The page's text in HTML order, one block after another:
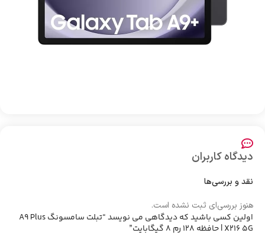
دیدگاه کاربران
نقد و بررسی‌ها
هنوز بررسی‌ای ثبت نشده است.
اولین کسی باشید که دیدگاهی می نویسد “تبلت سامسونگ A9 Plus
X216 5G | حافظه 128 رم 8 گیگابایت”